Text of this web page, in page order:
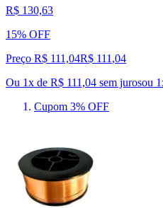
R$ 130,63
15% OFF
Preço R$ 111,04R$ 111 ,04
Ou 1x de R$ 111,04 sem jurosou 1
Cupom 3% OFF